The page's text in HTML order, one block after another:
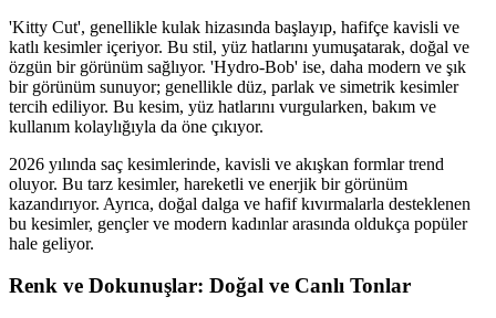
'Kitty Cut', genellikle kulak hizasında başlayıp, hafifçe kavisli ve
katlı kesimler içeriyor. Bu stil, yüz hatlarını yumuşatarak, doğal ve
özgün bir görünüm sağlıyor. 'Hydro-Bob' ise, daha modern ve şık
bir görünüm sunuyor; genellikle düz, parlak ve simetrik kesimler
tercih ediliyor. Bu kesim, yüz hatlarını vurgularken, bakım ve
kullanım kolaylığıyla da öne çıkıyor.
2026 yılında saç kesimlerinde, kavisli ve akışkan formlar trend
oluyor. Bu tarz kesimler, hareketli ve enerjik bir görünüm
kazandırıyor. Ayrıca, doğal dalga ve hafif kıvırmalarla desteklenen
bu kesimler, gençler ve modern kadınlar arasında oldukça popüler
hale geliyor.
Renk ve Dokunuşlar: Doğal ve Canlı Tonlar